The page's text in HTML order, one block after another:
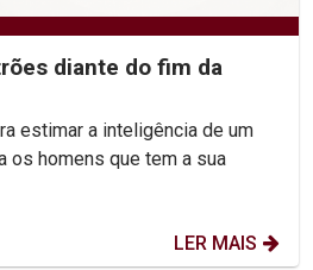
diante do fim da
estimar a inteligência de um
os homens que tem a sua
LER MAIS